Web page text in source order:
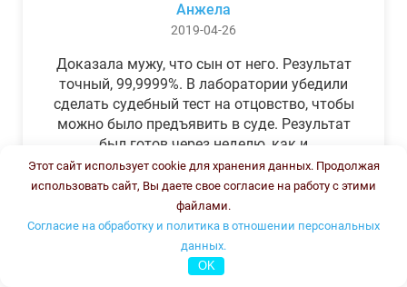
Анжела
2019-04-26
Доказала мужу, что сын от него. Результат
точный, 99,9999%. В лаборатории убедили
сделать судебный тест на отцовство, чтобы
можно было предъявить в суде. Результат
был готов через неделю, как и
обещали.Теперь муж бегает и извиняется.
Этот сайт использует cookie для хранения данных. Продолжая
использовать сайт, Вы даете свое согласие на работу с этими
файлами.
Согласие на обработку и политика в отношении персональных
данных.
OK